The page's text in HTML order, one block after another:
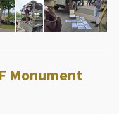
Monument